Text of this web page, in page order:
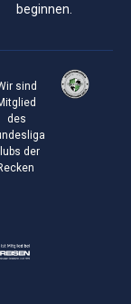
beginnen.
sind
des
der